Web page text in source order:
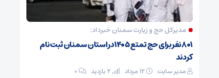
مدیرکل حج و زیارت ‌سمنان خبرداد:
۸۰۱ نفر برای حج تمتع ۱۴۰۵ در استان سمنان ثبت نام
کردند
مدیر سایت ۰